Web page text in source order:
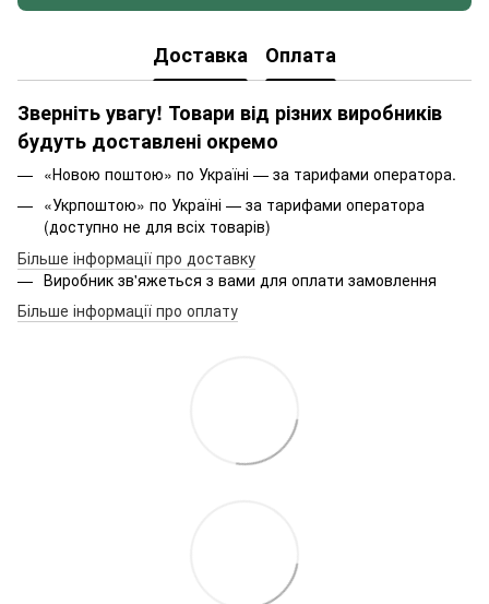
Доставка Оплата
Зверніть увагу! Товари від різних виробників
будуть доставлені окремо
«Новою поштою» по Україні — за тарифами оператора.
«Укрпоштою» по Україні — за тарифами оператора
(доступно не для всіх товарів)
Більше інформації про доставку
Виробник зв'яжеться з вами для оплати замовлення
Більше інформації про оплату